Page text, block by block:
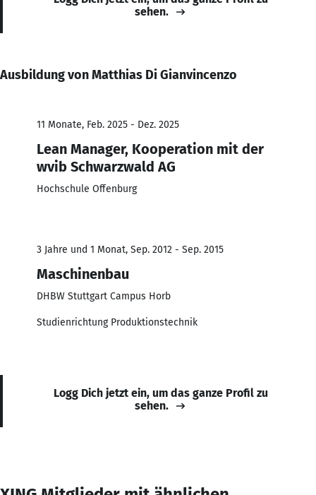
sehen.
Ausbildung von Matthias Di Gianvincenzo
11 Monate, Feb. 2025 - Dez. 2025
Lean Manager, Kooperation mit der
wvib Schwarzwald AG
Hochschule Offenburg
3 Jahre und 1 Monat, Sep. 2012 - Sep. 2015
Maschinenbau
DHBW Stuttgart Campus Horb
Studienrichtung Produktionstechnik
Logg Dich jetzt ein, um das ganze Profil zu
sehen.